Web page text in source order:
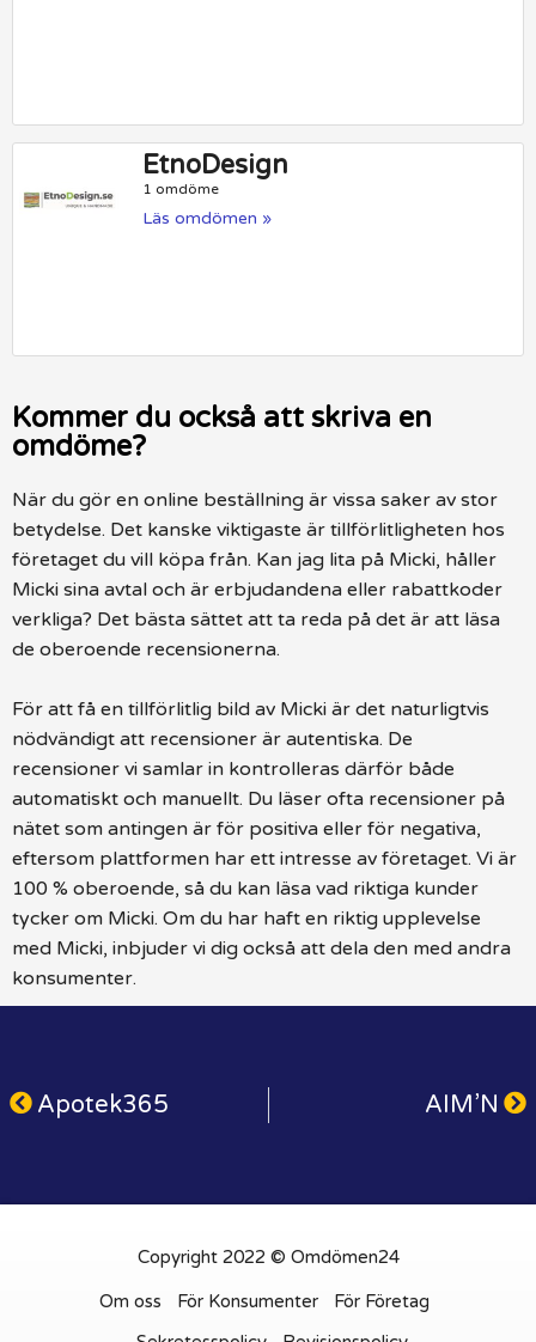
EtnoDesign
1 omdöme
Läs omdömen »
Kommer du också att skriva en
omdöme?
När du gör en online beställning är vissa saker av stor
betydelse. Det kanske viktigaste är tillförlitligheten hos
företaget du vill köpa från. Kan jag lita på Micki, håller
Micki sina avtal och är erbjudandena eller rabattkoder
verkliga? Det bästa sättet att ta reda på det är att läsa
de oberoende recensionerna.
För att få en tillförlitlig bild av Micki är det naturligtvis
nödvändigt att recensioner är autentiska. De
recensioner vi samlar in kontrolleras därför både
automatiskt och manuellt. Du läser ofta recensioner på
nätet som antingen är för positiva eller för negativa,
eftersom plattformen har ett intresse av företaget. Vi är
100 % oberoende, så du kan läsa vad riktiga kunder
tycker om Micki. Om du har haft en riktig upplevelse
med Micki, inbjuder vi dig också att dela den med andra
konsumenter.
Apotek365 AIM’N
Copyright 2022 © Omdömen24
Om oss För Konsumenter
För Företag